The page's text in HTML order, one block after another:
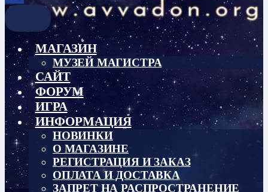
МАГАЗИН
МУЗЕЙ МАГИСТРА
САЙТ
ФОРУМ
ИГРА
ИНФОРМАЦИЯ
НОВИНКИ
О МАГАЗИНЕ
РЕГИСТРАЦИЯ И ЗАКАЗ
ОПЛАТА И ДОСТАВКА
ЗАПРЕТ НА РАСПРОСТРАНЕНИЕ